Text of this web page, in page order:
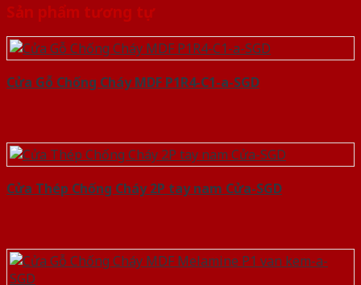
Sản phẩm tương tự
Cửa Gỗ Chống Cháy MDF P1R4-C1-a-SGD
Cửa Thép Chống Cháy 2P tay nam Cửa-SGD